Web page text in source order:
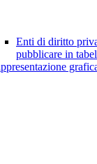
Enti di diritto
pubblicare in